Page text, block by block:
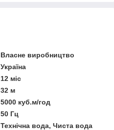
Власне виробництво
Україна
12 міс
32 м
5000 куб.м/год
50 Гц
Технічна вода, Чиста вода